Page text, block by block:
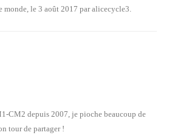
monde, le 3 août 2017 paralicecycle3.
CM2 depuis 2007, je pioche beaucoup de
tour de partager !